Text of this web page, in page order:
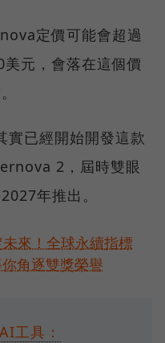
定價可能會超過
元，會落在這個價
已經開始開發這款
2，屆時雙眼
年推出。
來！全球永續指標
角逐雙獎榮譽
工具：